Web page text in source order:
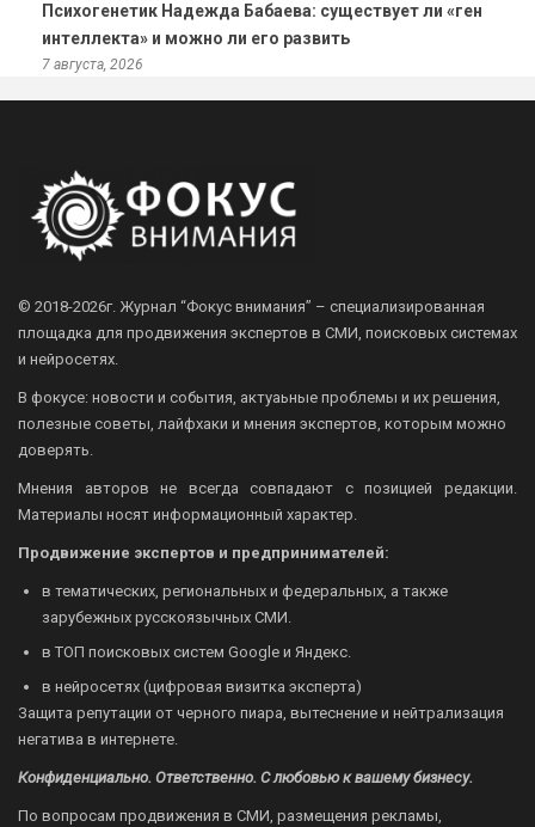
Психогенетик Надежда Бабаева: существует ли «ген
интеллекта» и можно ли его развить
7 августа, 2026
© 2018-2026г. Журнал “Фокус внимания” – специализированная
площадка для продвижения экспертов в СМИ, поисковых системах
и нейросетях.
В фокусе: новости и события, актуаьные проблемы и их решения,
полезные советы, лайфхаки и мнения экспертов, которым можно
доверять.
Мнения авторов не всегда совпадают с позицией редакции.
Материалы носят информационный характер.
Продвижение экспертов и предпринимателей:
в тематических, региональных и федеральных, а также
зарубежных русскоязычных СМИ.
в ТОП поисковых систем Google и Яндекс.
в нейросетях (цифровая визитка эксперта)
Защита репутации от черного пиара, вытеснение и нейтрализация
негатива в интернете.
Конфиденциально. Ответственно. С любовью к вашему бизнесу.
По вопросам продвижения в СМИ, размещения рекламы,